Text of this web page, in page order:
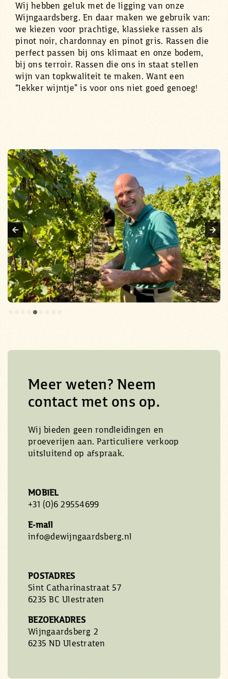
Wij hebben geluk met de ligging van onze
Wijngaardsberg. En daar maken we gebruik van:
we kiezen voor prachtige, klassieke rassen als
pinot noir, chardonnay en pinot gris. Rassen die
perfect passen bij ons klimaat en onze bodem,
bij ons terroir. Rassen die ons in staat stellen
wijn van topkwaliteit te maken. Want een
“lekker wijntje” is voor ons niet goed genoeg!
Meer weten? Neem
contact met ons op.
Wij bieden geen rondleidingen en
proeverijen aan. Particuliere verkoop
uitsluitend op afspraak.
MOBIEL
+31 (0)6 29554699
E-mail
info@dewijngaardsberg.nl
POSTADRES
Sint Catharinastraat 57
6235 BC Ulestraten
BEZOEKADRES
Wijngaardsberg 2
6235 ND Ulestraten